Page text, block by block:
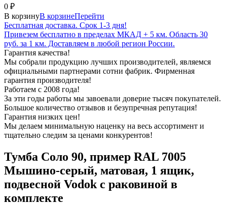
0 ₽
В корзинуВ корзинеПерейти
Бесплатная доставка. Срок 1-3 дня!
Привезем бесплатно в пределах МКАД + 5 км. Область 30
руб. за 1 км. Доставляем в любой регион России.
Гарантия качества!
Мы собрали продукцию лучших производителей, являемся
официальными партнерами сотни фабрик. Фирменная
гарантия производителя!
Работаем с 2008 года!
За эти годы работы мы завоевали доверие тысяч покупателей.
Большое количество отзывов и безупречная репутация!
Гарантия низких цен!
Мы делаем минимальную наценку на весь ассортимент и
тщательно следим за ценами конкурентов!
Тумба Соло 90, пример RAL 7005
Мышино-серый, матовая, 1 ящик,
подвесной Vodok с раковиной в
комплекте